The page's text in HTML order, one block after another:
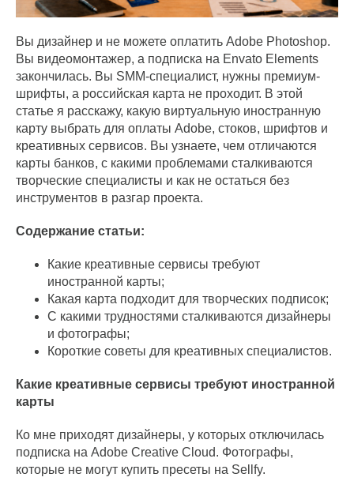
Вы дизайнер и не можете оплатить Adobe Photoshop.
Вы видеомонтажер, а подписка на Envato Elements
закончилась. Вы SMM-специалист, нужны премиум-
шрифты, а российская карта не проходит. В этой
статье я расскажу, какую виртуальную иностранную
карту выбрать для оплаты Adobe, стоков, шрифтов и
креативных сервисов. Вы узнаете, чем отличаются
карты банков, с какими проблемами сталкиваются
творческие специалисты и как не остаться без
инструментов в разгар проекта.
Содержание статьи:
Какие креативные сервисы требуют
иностранной карты;
Какая карта подходит для творческих подписок;
С какими трудностями сталкиваются дизайнеры
и фотографы;
Короткие советы для креативных специалистов.
Какие креативные сервисы требуют иностранной
карты
Ко мне приходят дизайнеры, у которых отключилась
подписка на Adobe Creative Cloud. Фотографы,
которые не могут купить пресеты на Sellfy.